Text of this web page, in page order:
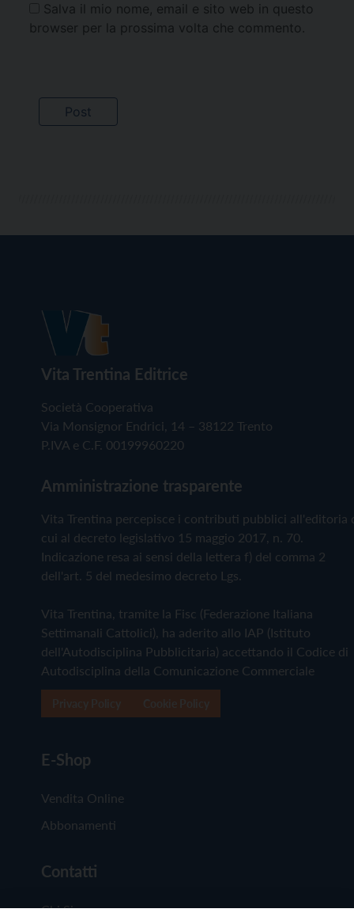
Salva il mio nome, email e sito web in questo
browser per la prossima volta che commento.
Vita Trentina Editrice
Società Cooperativa
Via Monsignor Endrici, 14 – 38122 Trento
P.IVA e C.F. 00199960220
Amministrazione trasparente
Vita Trentina percepisce i contributi pubblici all'editoria
cui al decreto legislativo 15 maggio 2017, n. 70.
Indicazione resa ai sensi della lettera f) del comma 2
dell'art. 5 del medesimo decreto Lgs.
Vita Trentina, tramite la Fisc (Federazione Italiana
Settimanali Cattolici), ha aderito allo IAP (Istituto
dell'Autodisciplina Pubblicitaria) accettando il Codice di
Autodisciplina della Comunicazione Commerciale
E-Shop
Vendita Online
Abbonamenti
Contatti
Chi Siamo